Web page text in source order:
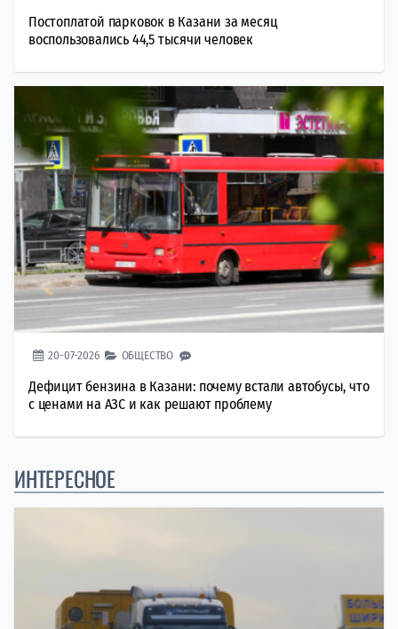
Постоплатой парковок в Казани за месяц
воспользовались 44,5 тысячи человек
20-07-2026 ОБЩЕСТВО
Дефицит бензина в Казани: почему встали автобусы, что
с ценами на АЗС и как решают проблему
ИНТЕРЕСНОЕ